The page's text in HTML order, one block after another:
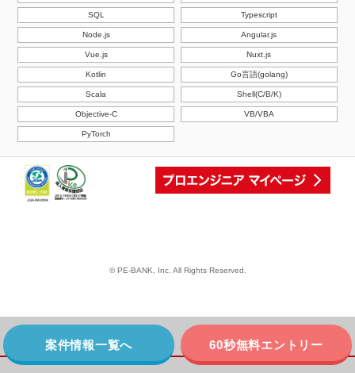
SQL Typescript
Node.js Angular.js
Vue.js Nuxt.js
Kotlin Go言語(golang)
Scala Shell(C/B/K)
Objective-C VB/VBA
PyTorch
© PE-BANK, Inc. All Rights Reserved.
案件情報一覧へ 60秒無料エントリー